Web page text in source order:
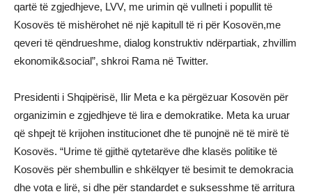
qartë të zgjedhjeve, LVV, me urimin që vullneti i popullit të
Kosovës të mishërohet në një kapitull të ri për Kosovën,me
qeveri të qëndrueshme, dialog konstruktiv ndërpartiak, zhvillim
ekonomik&social”, shkroi Rama në Twitter.
Presidenti i Shqipërisë, Ilir Meta e ka përgëzuar Kosovën për
organizimin e zgjedhjeve të lira e demokratike. Meta ka uruar
që shpejt të krijohen institucionet dhe të punojnë në të mirë të
Kosovës. “Urime të gjithë qytetarëve dhe klasës politike të
Kosovës për shembullin e shkëlqyer të besimit te demokracia
dhe vota e lirë, si dhe për standardet e suksesshme të arritura